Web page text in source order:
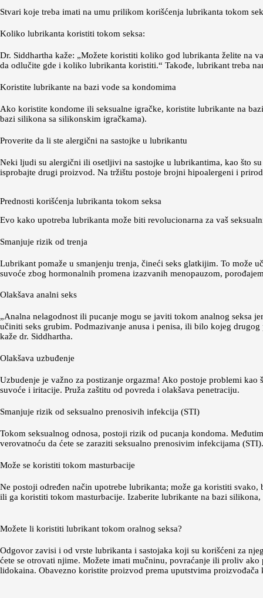
Stvari koje treba imati na umu prilikom korišćenja lubrikanta tokom
Koliko lubrikanta koristiti tokom seksa:
Dr. Siddhartha kaže: „Možete koristiti koliko god lubrikanta želite na
da odlučite gde i koliko lubrikanta koristiti.“ Takođe, lubrikant treba
Koristite lubrikante na bazi vode sa kondomima
Ako koristite kondome ili seksualne igračke, koristite lubrikante na
bazi silikona sa silikonskim igračkama).
Proverite da li ste alergični na sastojke u lubrikantu
Neki ljudi su alergični ili osetljivi na sastojke u lubrikantima, kao što
isprobajte drugi proizvod. Na tržištu postoje brojni hipoalergeni i
Prednosti korišćenja lubrikanta tokom seksa
Evo kako upotreba lubrikanta može biti revolucionarna za vaš
Smanjuje rizik od trenja
Lubrikant pomaže u smanjenju trenja, čineći seks glatkijim. To može
suvoće zbog hormonalnih promena izazvanih menopauzom,
Olakšava analni seks
„Analna nelagodnost ili pucanje mogu se javiti tokom analnog seksa
učiniti seks grubim. Podmazivanje anusa i penisa, ili bilo kojeg
kaže dr. Siddhartha.
Olakšava uzbuđenje
Uzbudenje je važno za postizanje orgazma! Ako postoje problemi
suvoće i iritacije. Pruža zaštitu od povreda i olakšava penetraciju.
Smanjuje rizik od seksualno prenosivih infekcija (STI)
Tokom seksualnog odnosa, postoji rizik od pucanja kondoma.
verovatnoću da ćete se zaraziti seksualno prenosivim infekcijama (STI).
Može se koristiti tokom masturbacije
Ne postoji određen način upotrebe lubrikanta; može ga koristiti
ili ga koristiti tokom masturbacije. Izaberite lubrikante na bazi
Možete li koristiti lubrikant tokom oralnog seksa?
Odgovor zavisi i od vrste lubrikanta i sastojaka koji su korišćeni za
ćete se otrovati njime. Možete imati mučninu, povraćanje ili proliv
lidokaina. Obavezno koristite proizvod prema uputstvima proizvođača